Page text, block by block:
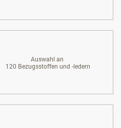
Auswahl an
120 Bezugsstoffen und -ledern